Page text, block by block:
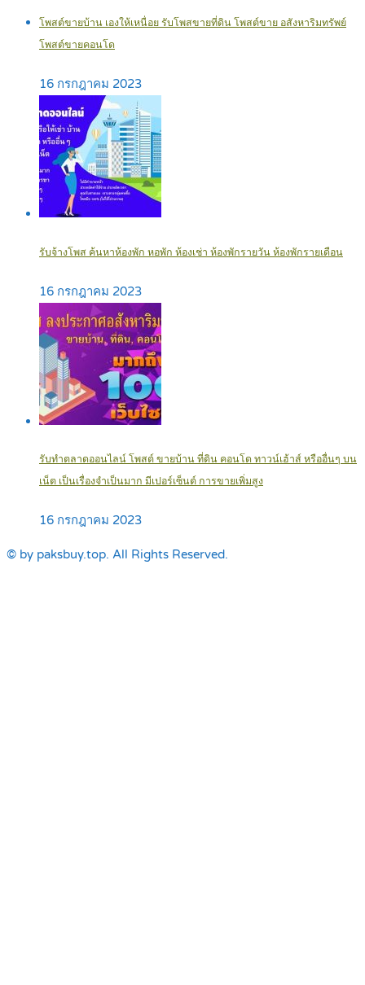
โพสต์ขายบ้าน เองให้เหนื่อย รับโพสขายที่ดิน โพสต์ขาย อสังหาริมทรัพย์
โพสต์ขายคอนโด
16 กรกฎาคม 2023
รับจ้างโพส ค้นหาห้องพัก หอพัก ห้องเช่า ห้องพักรายวัน ห้องพักรายเดือน
16 กรกฎาคม 2023
รับทำตลาดออนไลน์ โพสต์ ขายบ้าน ที่ดิน คอนโด ทาวน์เฮ้าส์ หรืออื่นๆ บน
เน็ต เป็นเรื่องจำเป็นมาก มีเปอร์เซ็นต์ การขายเพิ่มสูง
16 กรกฎาคม 2023
© by paksbuy.top. All Rights Reserved.